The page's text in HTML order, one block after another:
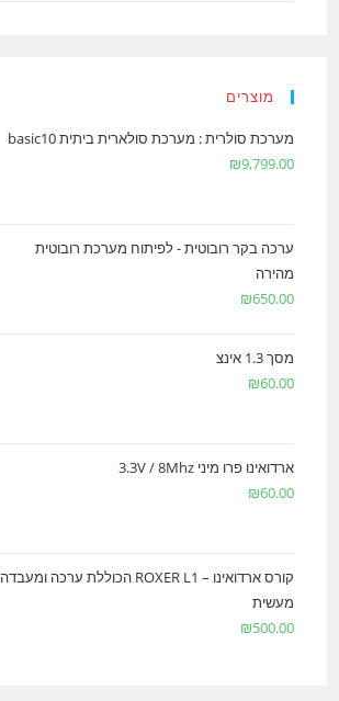
מוצרים
מערכת סולרית : מערכת סולארית ביתית basic10
₪9,799.00
ערכה בקר רובוטית - לפיתוח מערכת רובוטית
מהירה
₪650.00
מסך 1.3 אינצ
₪60.00
ארדואינו פרו מיני 3.3V / 8Mhz
₪60.00
קורס ארדואינו – ROXER L1 הכוללת ערכה ומעבדה
מעשית
₪500.00